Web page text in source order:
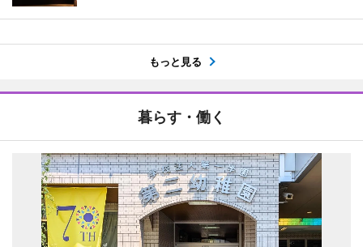
もっと見る
暮らす・働く